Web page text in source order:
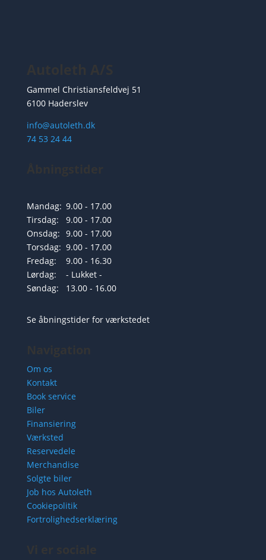
Gammel Christiansfeldvej 51
6100 Haderslev
info@autoleth.dk
74 53 24 44
Mandag: 9.00 - 17.00
Tirsdag:
9.00 - 17.00
Onsdag: 9.00 - 17.00
Torsdag: 9.00 - 17.00
Fredag:
9.00 - 16.30
Lørdag:
- Lukket -
Søndag:
13.00 - 16.00
Se åbningstider for værkstedet
Om os
Kontakt
Book service
Biler
Finansiering
Værksted
Reservedele
Merchandise
Solgte biler
Job hos Autoleth
Cookiepolitik
Fortrolighedserklæring